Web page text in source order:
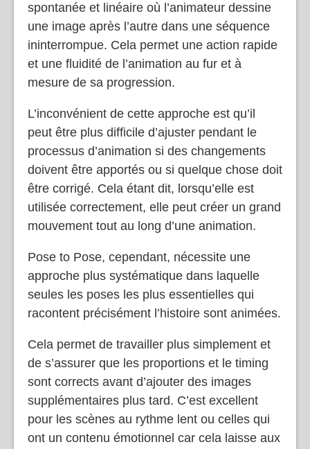
spontanée et linéaire où l’animateur dessine
une image après l’autre dans une séquence
ininterrompue. Cela permet une action rapide
et une fluidité de l’animation au fur et à
mesure de sa progression.
L’inconvénient de cette approche est qu’il
peut être plus difficile d’ajuster pendant le
processus d’animation si des changements
doivent être apportés ou si quelque chose doit
être corrigé. Cela étant dit, lorsqu’elle est
utilisée correctement, elle peut créer un grand
mouvement tout au long d’une animation.
Pose to Pose, cependant, nécessite une
approche plus systématique dans laquelle
seules les poses les plus essentielles qui
racontent précisément l’histoire sont animées.
Cela permet de travailler plus simplement et
de s’assurer que les proportions et le timing
sont corrects avant d’ajouter des images
supplémentaires plus tard. C’est excellent
pour les scènes au rythme lent ou celles qui
ont un contenu émotionnel car cela laisse aux